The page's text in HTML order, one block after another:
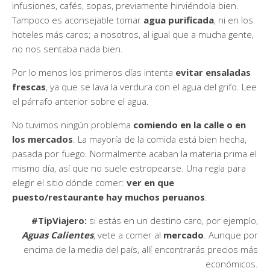
infusiones, cafés, sopas, previamente hirviéndola bien.
Tampoco es aconsejable tomar agua purificada, ni en los
hoteles más caros; a nosotros, al igual que a mucha gente,
no nos sentaba nada bien.
Por lo menos los primeros días intenta evitar ensaladas
frescas, ya que se lava la verdura con el agua del grifo. Lee
el párrafo anterior sobre el agua.
No tuvimos ningún problema comiendo en la calle o en
los mercados. La mayoría de la comida está bien hecha,
pasada por fuego. Normalmente acaban la materia prima el
mismo día, así que no suele estropearse. Una regla para
elegir el sitio dónde comer: ver en que
puesto/restaurante hay muchos peruanos.
#TipViajero: si estás en un destino caro, por ejemplo,
Aguas Calientes, vete a comer al mercado. Aunque por
encima de la media del país, allí encontrarás precios más
económicos.